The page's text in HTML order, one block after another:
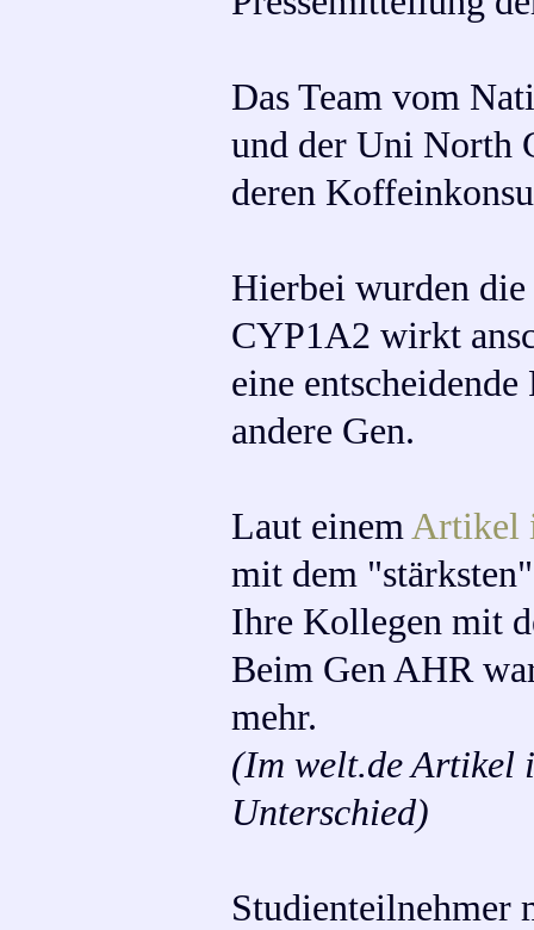
Das Team vom
und der Uni North
deren
Hierbei wurden
CYP1A2 wirkt
eine
andere Gen.
Laut einem Artikel
mit dem
Ihre Kollegen mit
Beim Gen AHR
mehr.
(Im welt.de Artikel
Unterschied)
Studienteilnehmer